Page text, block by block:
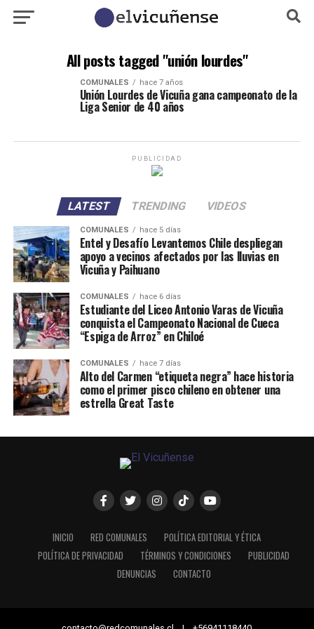
All posts tagged "unión lourdes"
COMUNALES hace 7 años
Unión Lourdes de Vicuña gana campeonato de la
Liga Senior de 40 años
PUBLICIDAD
LATEST TRENDING VIDEOS
COMUNALES hace 5 días
Entel y Desafío Levantemos Chile despliegan
apoyo a vecinos afectados por las lluvias en
Vicuña y Paihuano
COMUNALES hace 6 días
Estudiante del Liceo Antonio Varas de Vicuña
conquista el Campeonato Nacional de Cueca
“Espiga de Arroz” en Chiloé
COMUNALES hace 7 días
Alto del Carmen “etiqueta negra” hace historia
como el primer pisco chileno en obtener una
estrella Great Taste
INICIO RED COMUNALES
POLÍTICA EDITORIAL Y ÉTICA
POLÍTICA DE PRIVACIDAD
TÉRMINOS Y CONDICIONES
PUBLICIDAD
DENUNCIAS
CONTACTO